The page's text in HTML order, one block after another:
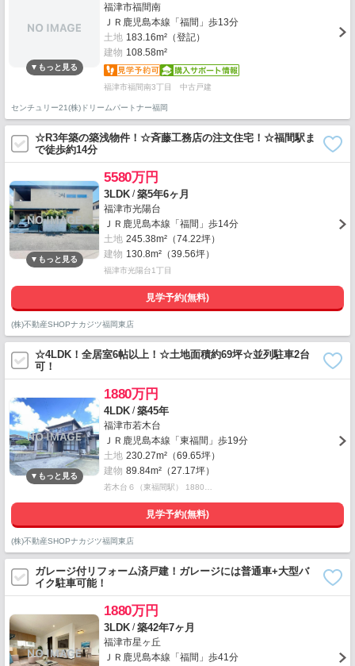
福津市福間南
ＪＲ鹿児島本線「福間」歩13分
土地 183.16m²（登記）
建物 108.58m²
福津市福間南3丁目 中古戸建
センチュリー21(株)ドリームパートナー福岡
☆R3年築の築浅物件！☆斉藤工務店の注文住宅！☆福間駅ま
で徒歩約14分
5580万円
3LDK /築5年6ヶ月
福津市光陽台
ＪＲ鹿児島本線「福間」歩14分
土地 245.38m²（74.22坪）
建物 130.8m²（39.56坪）
福津市光陽台1丁目
見学予約(無料)
(株)不動産SHOPナカジツ福岡東店
☆4LDK！全居室6帖以上！☆土地面積約69坪☆並列駐車2台
可！
1880万円
4LDK /築45年
福津市若木台
ＪＲ鹿児島本線「東福間」歩19分
土地 230.27m²（69.65坪）
建物 89.84m²（27.17坪）
若木台６（東福間駅） 1880…
見学予約(無料)
(株)不動産SHOPナカジツ福岡東店
ガレージ付リフォーム済戸建！ガレージには普通車+大型バ
イク駐車可能！
1880万円
3LDK /築42年7ヶ月
福津市星ヶ丘
ＪＲ鹿児島本線「福間」歩41分